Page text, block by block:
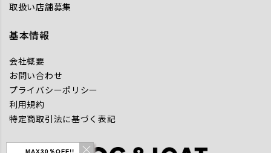
MAX30％OFF!!
取扱い店舗募集
基本情報
会社概要
お問い合わせ
プライバシーポリシー
利用規約
特定商取引法に基づく表記